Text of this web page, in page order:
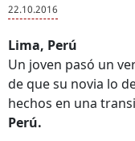
22.10.2016
Lima, Perú
Un joven pasó un
de que su novia lo
hechos en una
Perú.